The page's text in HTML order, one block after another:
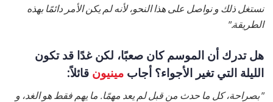
نستغل ذلك و نواصل على هذا النحو، لأنه لم يكن الأمر دائمًا بهذه
الطريقة."
هل تدرك أن الموسم كان صعبًا، لكن غدًا قد تكون
الليلة التي تغير الأجواء؟ أجاب مينيون قائلاً:
"بصراحة، كل ما حدث من قبل لم يعد مهمًا. ما يهم فقط هو الغد، و